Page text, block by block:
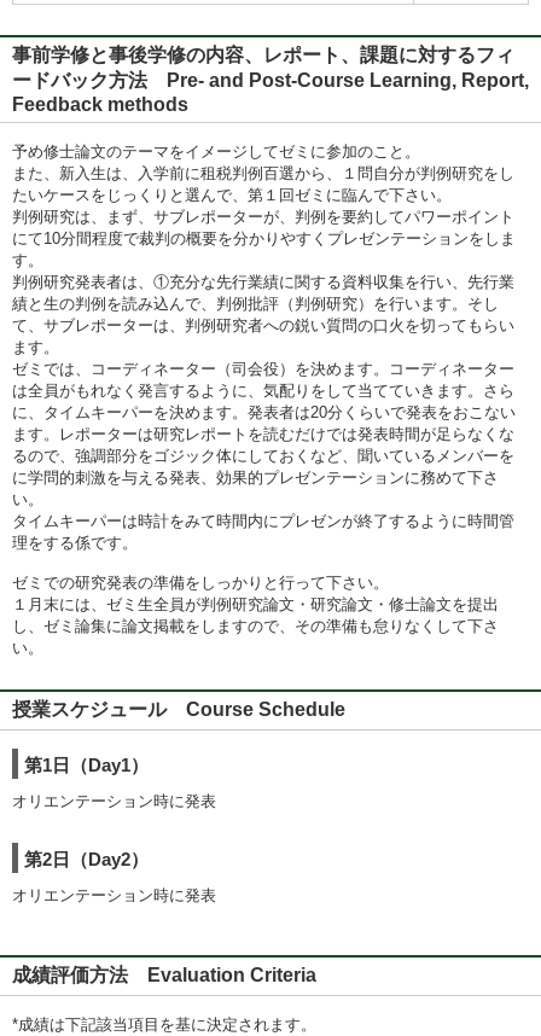
事前学修と事後学修の内容、レポート、課題に対するフィ
ードバック方法 Pre- and Post-Course Learning, Report,
Feedback methods
予め修士論文のテーマをイメージしてゼミに参加のこと。
また、新入生は、入学前に租税判例百選から、１問自分が判例研究をし
たいケースをじっくりと選んで、第１回ゼミに臨んで下さい。
判例研究は、まず、サブレポーターが、判例を要約してパワーポイント
にて10分間程度で裁判の概要を分かりやすくプレゼンテーションをしま
す。
判例研究発表者は、①充分な先行業績に関する資料収集を行い、先行業
績と生の判例を読み込んで、判例批評（判例研究）を行います。そし
て、サブレポーターは、判例研究者への鋭い質問の口火を切ってもらい
ます。
ゼミでは、コーディネーター（司会役）を決めます。コーディネーター
は全員がもれなく発言するように、気配りをして当てていきます。さら
に、タイムキーパーを決めます。発表者は20分くらいで発表をおこない
ます。レポーターは研究レポートを読むだけでは発表時間が足らなくな
るので、強調部分をゴジック体にしておくなど、聞いているメンバーを
に学問的刺激を与える発表、効果的プレゼンテーションに務めて下さ
い。
タイムキーパーは時計をみて時間内にプレゼンが終了するように時間管
理をする係です。
ゼミでの研究発表の準備をしっかりと行って下さい。
１月末には、ゼミ生全員が判例研究論文・研究論文・修士論文を提出
し、ゼミ論集に論文掲載をしますので、その準備も怠りなくして下さ
い。
授業スケジュール Course Schedule
第1日（Day1）
オリエンテーション時に発表
第2日（Day2）
オリエンテーション時に発表
成績評価方法 Evaluation Criteria
*成績は下記該当項目を基に決定されます。